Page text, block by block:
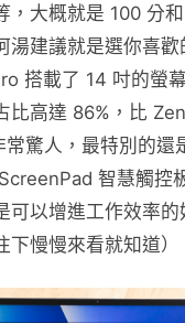
，大概就是 100 分
湯建議就是選你喜歡
搭載了 14 吋的螢
比高達 86%，比
常驚人，最特別的
智慧觸控
可以增進工作效率
下慢慢來看就知道）